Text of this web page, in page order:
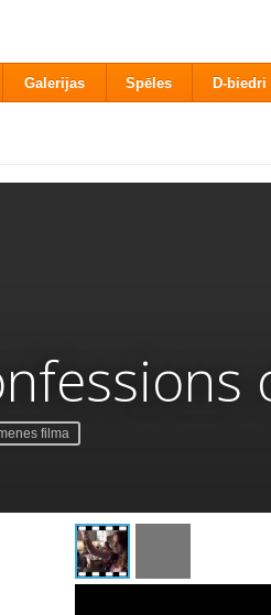
Galerijas Spēles D-biedri
filma